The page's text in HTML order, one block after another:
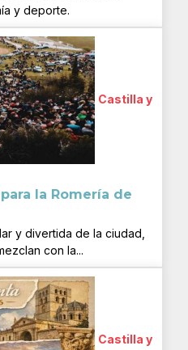
y deporte.
Castilla y
la Romería de
y divertida de la ciudad,
con la...
Castilla y